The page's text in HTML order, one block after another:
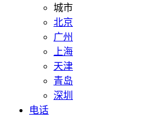
城市
北京
广州
上海
天津
青岛
深圳
电话